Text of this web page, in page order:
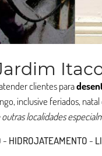
clientes para
inclusive feriados,
localidades
- HIDROJATEAMENTO -